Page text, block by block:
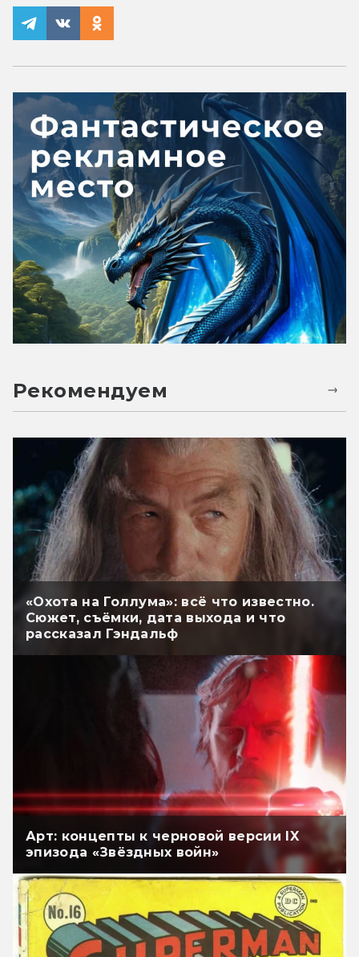
Рекомендуем
«Охота на Голлума»: всё что известно.
Сюжет, съёмки, дата выхода и что
рассказал Гэндальф
Арт: концепты к черновой версии IX
эпизода «Звёздных войн»